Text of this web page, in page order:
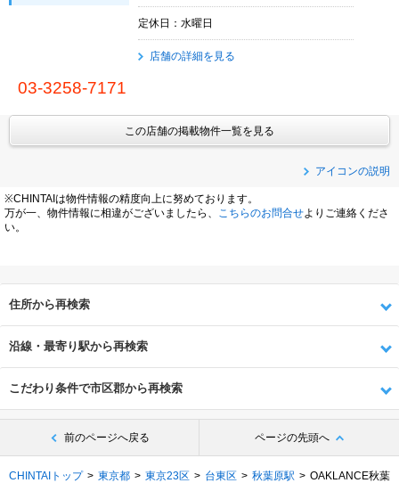
定休日：水曜日
店舗の詳細を見る
03-3258-7171
この店舗の掲載物件一覧を見る
アイコンの説明
※CHINTAIは物件情報の精度向上に努めております。
万が一、物件情報に相違がございましたら、
こちらのお問合せよりご連絡くださ
い。
住所から再検索
沿線・最寄り駅から再検索
こだわり条件で市区郡から再検索
前のページへ戻る ページの先頭へ
CHINTAIトップ 東京都 東京23区 台東区 秋葉原駅
OAKLANCE秋葉